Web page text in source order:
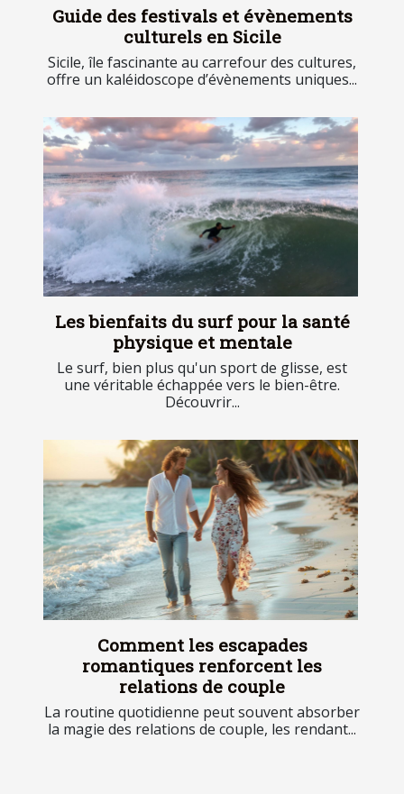
Guide des festivals et évènements
culturels en Sicile
Sicile, île fascinante au carrefour des cultures,
offre un kaléidoscope d’évènements uniques...
Les bienfaits du surf pour la santé
physique et mentale
Le surf, bien plus qu'un sport de glisse, est
une véritable échappée vers le bien-être.
Découvrir...
Comment les escapades
romantiques renforcent les
relations de couple
La routine quotidienne peut souvent absorber
la magie des relations de couple, les rendant...